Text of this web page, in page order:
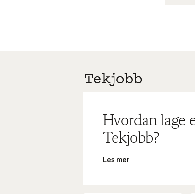
Hvordan lage
Tekjobb?
Les mer